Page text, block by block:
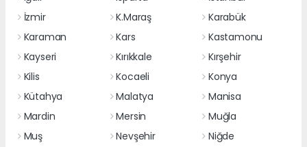
İzmir
K.Maraş
Karabük
Karaman
Kars
Kastamonu
Kayseri
Kırıkkale
Kırşehir
Kilis
Kocaeli
Konya
Kütahya
Malatya
Manisa
Mardin
Mersin
Muğla
Muş
Nevşehir
Niğde